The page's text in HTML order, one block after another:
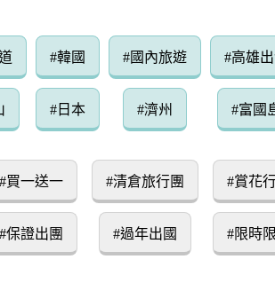
#韓國
#日本
#國內旅遊
#濟州
#高雄
#富國
#買一送一
#保證出團
#清倉旅行團
#過年出國
#賞花
#限時